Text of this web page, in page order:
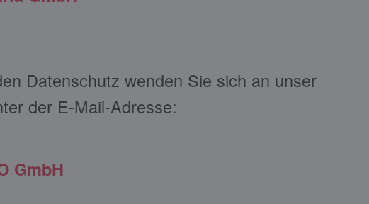
Datenschutz wenden Sie sich an unser
der E-Mail-Adresse:
GmbH